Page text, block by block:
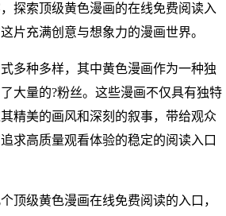
探索顶级黄色漫画的在线免费阅读入
片充满创意与想象力的漫画世界。
多种多样，其中黄色漫画作为一种独
大量的?粉丝。这些漫画不仅具有独特
精美的画风和深刻的叙事，带给观众
求高质量观看体验的稳定的阅读入口
顶级黄色漫画在线免费阅读的入口，